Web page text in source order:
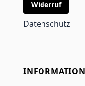
Widerruf
Datenschutz
INFORMATION